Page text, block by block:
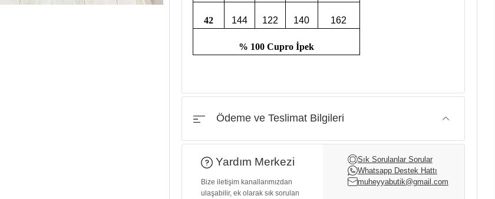
42 144 122 140 162
% 100 Cupro İpek
Ödeme ve Teslimat Bilgileri
Yardım Merkezi
Bize iletişim kanallarımızdan
ulaşabilir, ek olarak sık sorulan
Sık Sorulanlar Sorular
Whatsapp Destek Hattı
muheyyabutik@gmail.com